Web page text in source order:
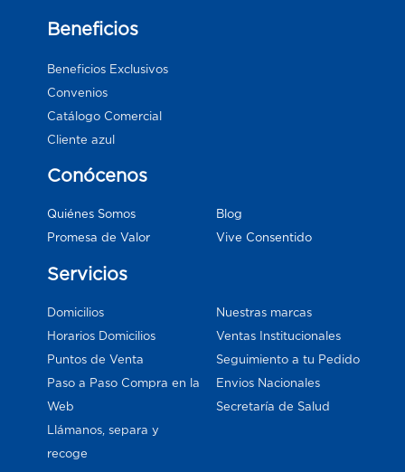
Beneficios
Beneficios Exclusivos
Convenios
Catálogo Comercial
Cliente azul
Conócenos
Quiénes Somos
Promesa de Valor
Blog
Vive Consentido
Servicios
Domicilios
Horarios Domicilios
Puntos de Venta
Paso a Paso Compra en la
Web
Llámanos, separa y
recoge
Nuestras marcas
Ventas Institucionales
Seguimiento a tu Pedido
Envios Nacionales
Secretaría de Salud